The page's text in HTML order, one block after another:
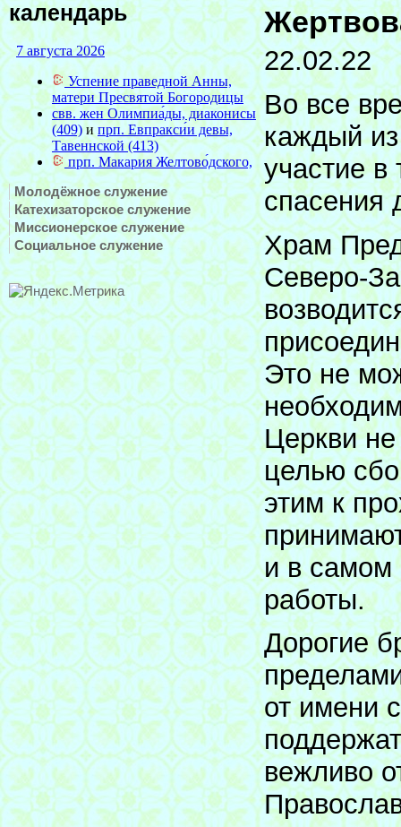
календарь
Молодёжное служение
Катехизаторское служение
Миссионерское служение
Социальное служение
22.02.22
Во все
каждый
участие
спасения
Храм
Северо-
Это не
Церкви
целью
этим к
и в самом
работы.
Дорогие
от имени
вежливо